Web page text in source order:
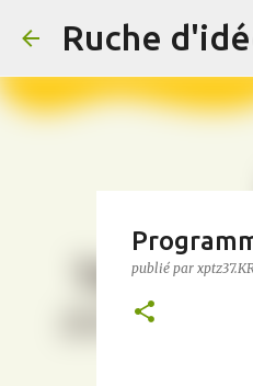
Ruche
publié par